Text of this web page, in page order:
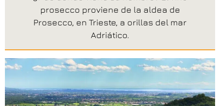
prosecco proviene de la aldea de
Prosecco, en Trieste, a orillas del mar
Adriático.